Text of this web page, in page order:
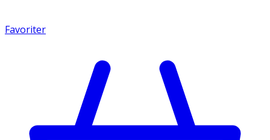
Favoriter